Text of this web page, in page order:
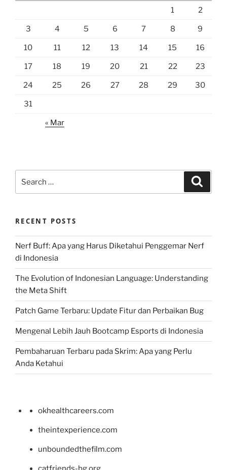
1 2
3 4 5 6 7 8 9
10 11 12 13 14 15 16
17 18 19 20 21 22 23
24 25 26 27 28 29 30
31
« Mar
for:
RECENT POSTS
Nerf Buff: Apa yang Harus Diketahui Penggemar Nerf
di Indonesia
The Evolution of Indonesian Language: Understanding
the Meta Shift
Patch Game Terbaru: Update Fitur dan Perbaikan Bug
Mengenal Lebih Jauh Bootcamp Esports di Indonesia
Pembaharuan Terbaru pada Skrim: Apa yang Perlu
Anda Ketahui
okhealthcareers.com
theintexperience.com
unboundedthefilm.com